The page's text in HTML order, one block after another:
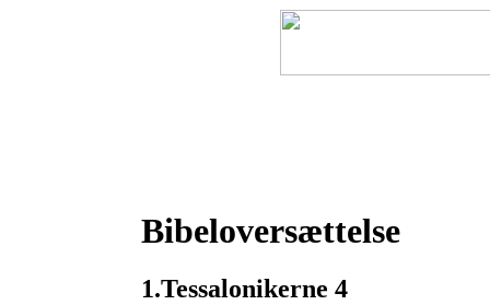
Bibeloversættelse
1.Tessalonikerne 4